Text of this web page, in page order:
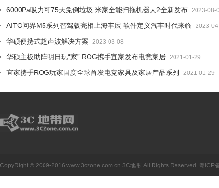
6000Pa吸力可75天免倒垃圾 米家全能扫拖机器人2全新发布 2023-08-
AITO问界M5系列智驾版亮相上海车展 软件定义汽车时代来临 2023-
华硕便携式超声波解决方案 2023-03-08
华硕主板助阵明日玩“家” ROG携手宜家发布电竞家居 2021-01-29
宜家携手ROG玩家国度全球首发电竞家具及家居产品系列 2021-01-29
CopyRight © 2009-2016 www.3czone.com.cn 3C地带 All Rights Reserved. 粤ICP